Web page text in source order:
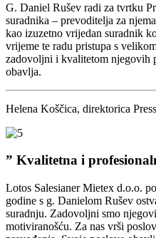
G. Daniel Rušev radi za tvrtku
suradnika – prevoditelja za
kao izuzetno vrijedan suradnik
vrijeme te radu pristupa s
zadovoljni i kvalitetom njegovih
obavlja.
Helena Koščica, direktorica
” Kvalitetna i
Lotos Salesianer Mietex d.o.o.
godine s g. Danielom Rušev
suradnju. Zadovoljni smo
motiviranošću. Za nas vrši